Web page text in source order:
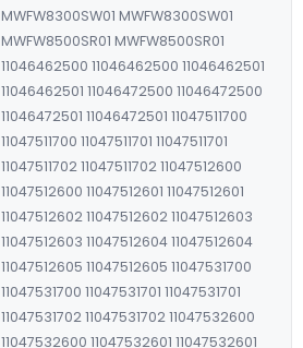
MWFW8300SW01 MWFW8300SW01
MWFW8500SR01 MWFW8500SR01
11046462500 11046462500 11046462501
11046462501 11046472500 11046472500
11046472501 11046472501 11047511700
11047511700 11047511701 11047511701
11047511702 11047511702 11047512600
11047512600 11047512601 11047512601
11047512602 11047512602 11047512603
11047512603 11047512604 11047512604
11047512605 11047512605 11047531700
11047531700 11047531701 11047531701
11047531702 11047531702 11047532600
11047532600 11047532601 11047532601